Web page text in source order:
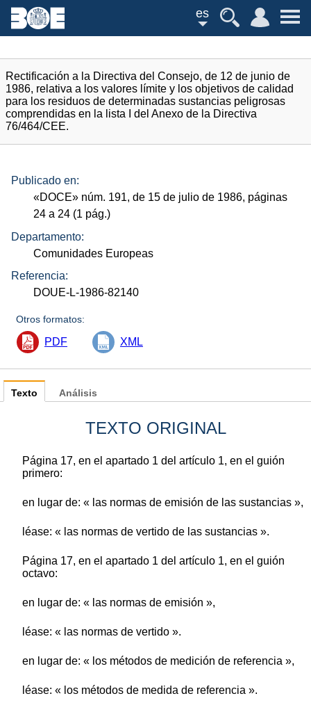
es
Rectificación a la Directiva del Consejo, de 12 de junio de
1986, relativa a los valores límite y los objetivos de calidad
para los residuos de determinadas sustancias peligrosas
comprendidas en la lista I del Anexo de la Directiva
76/464/CEE.
Publicado en:
«DOCE» núm. 191, de 15 de julio de 1986, páginas
24 a 24 (1 pág.)
Departamento:
Comunidades Europeas
Referencia:
DOUE-L-1986-82140
Otros formatos:
PDF XML
Texto
TEXTO ORIGINAL
Página 17, en el apartado 1 del artículo 1, en el guión
primero:
en lugar de: « las normas de emisión de las sustancias »,
léase: « las normas de vertido de las sustancias ».
Página 17, en el apartado 1 del artículo 1, en el guión
octavo:
en lugar de: « las normas de emisión »,
léase: « las normas de vertido ».
en lugar de: « los métodos de medición de referencia »,
léase: « los métodos de medida de referencia ».
Análisis